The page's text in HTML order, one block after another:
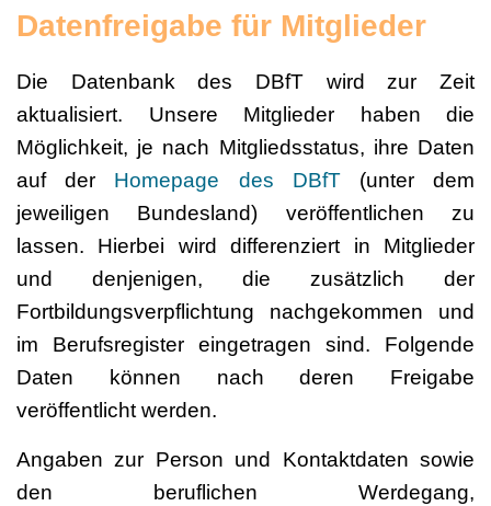
Datenfreigabe für Mitglieder
Die Datenbank des DBfT wird zur Zeit
aktualisiert. Unsere Mitglieder haben die
Möglichkeit, je nach Mitgliedsstatus, ihre Daten
auf der Homepage des DBfT (unter dem
jeweiligen Bundesland) veröffentlichen zu
lassen. Hierbei wird differenziert in Mitglieder
und denjenigen, die zusätzlich der
Fortbildungsverpflichtung nachgekommen und
im Berufsregister eingetragen sind. Folgende
Daten können nach deren Freigabe
veröffentlicht werden.
Angaben zur Person und Kontaktdaten sowie
den beruflichen Werdegang,